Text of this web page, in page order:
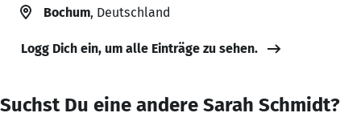
Bochum, Deutschland
Logg Dich ein, um alle Einträge zu sehen.
Suchst Du eine andere Sarah Schmidt?